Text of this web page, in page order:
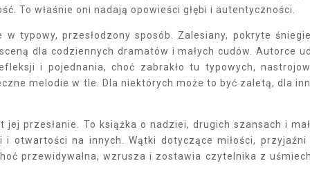
To właśnie oni nadają opowieści głębi i autentyczności.
typowy, przesłodzony sposób. Zalesiany, pokryte
dla codziennych dramatów i małych cudów. Autorce
i pojednania, choć zabrakło tu typowych,
melodie w tle. Dla niektórych może to być zaletą, dla
przesłanie. To książka o nadziei, drugich szansach i
otwartości na innych. Wątki dotyczące miłości, przyjaźni
przewidywalna, wzrusza i zostawia czytelnika z